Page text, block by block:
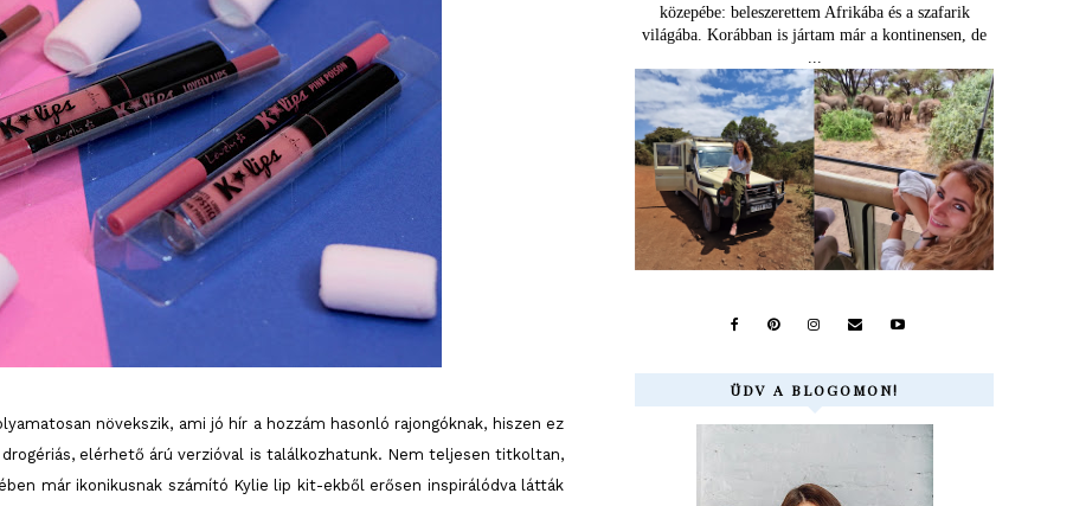
növekszik, ami jó hír a hozzám hasonló rajongóknak, hiszen ez
elérhető árú verzióval is találkozhatunk. Nem teljesen titkoltan,
már ikonikusnak számító Kylie lip kit-ekből erősen inspirálódva látták
közepébe: beleszerettem Afrikába és a szafarik
világába. Korábban is jártam már a kontinensen, de
...
ÜDV A BLOGOMON!